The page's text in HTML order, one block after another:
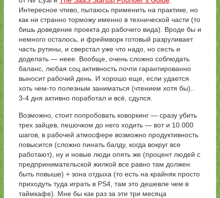
Интересное чтиво, пытаюсь применить на практике, но
как ни странно торможу именно в технической части (то
бишь доведение проекта до рабочего вида). Вроде бы и
немного осталось, и фреймворк готовый разруливает
часть рутины, и сверстал уже что надо, но сесть и
доделать — неее. Вообще, очень сложно соблюдать
баланс, любая соц.активность почти гарантированно
выносит рабочий день. И хорошо еще, если удается
хоть чем-то полезным заниматься (чтением хотя бы)..
3-4 дня активно поработал и всё, сдулся.
Возможно, стоит попробовать коворкинг — сразу убить
трех зайцев, пешочком до него ходить — вот и 10.000
шагов, в рабочей атмосфере возможно продуктивность
повысится (сложно пинать балду, когда вокруг все
работают), ну и новые люди опять же (процент людей с
предпринимательской жилкой все равно там должен
быть повыше) + зона отдыха (то есть на крайняк просто
приходуть туда играть в PS4, там это дешевле чем в
таймкафе). Мне бы как раз за эти три месяца